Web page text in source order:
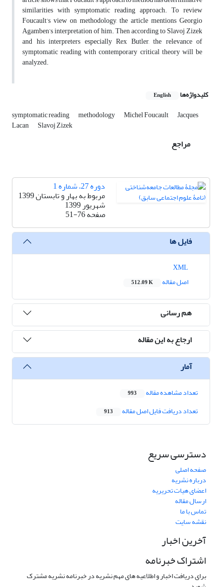
similarities with symptomatic reading approach. To review
Foucault’s view on methodology, the article mentions Georgio
Agamben’s interpretation of him. Then according to Slavoj Zizek
and his interpreters especially Rex Butler, the relevance of
symptomatic reading with contemporary critical theory will be
analyzed.
کلیدواژه‌ها English
symptomatic reading methodology Michel Foucault Jacques
Lacan Slavoj Zizek
مراجع
دوره 27، شماره 1
مربوط به بهار و تابستان 1399
شهریور 1399
صفحه51-76
فایل ها
اصل مقاله
512.09 K
هم رسانی
ارجاع به این مقاله
آمار
تعداد مشاهده مقاله 993
تعداد دریافت فایل اصل مقاله 913
دسترسی سریع
صفحه اصلی
درباره نشریه
اعضای هیات تحریریه
ارسال مقاله
تماس با ما
نقشه سایت
آخرین اخبار
اشتراک خبرنامه
برای دریافت اخبار و اطلاعیه های مهم نشریه در خبرنامه نشریه مشترک